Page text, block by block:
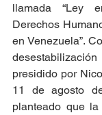
llamada “Ley
Derechos
en Venezuela”.
presidido por
11 de agosto
planteado que